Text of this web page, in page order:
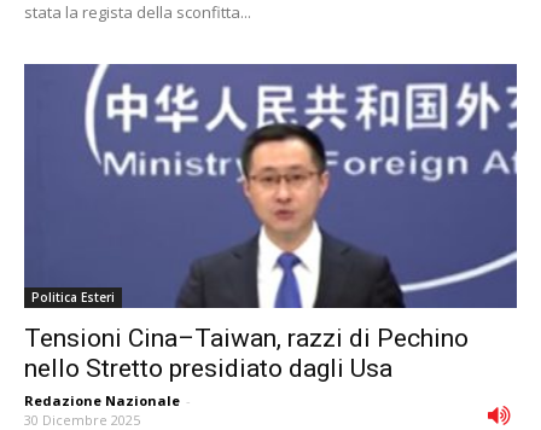
stata la regista della sconfitta...
Politica Esteri
Tensioni Cina–Taiwan, razzi di Pechino
nello Stretto presidiato dagli Usa
Redazione Nazionale -
30 Dicembre 2025